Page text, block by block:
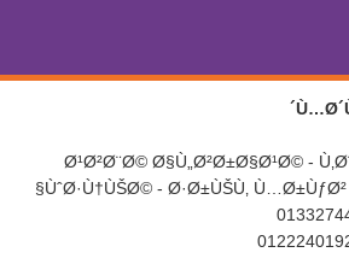
Ø¹Ø²Ø¨Ø© Ø§Ù„Ø²Ø±Ø§Ø¹Ø© -
ÙˆØ·Ù†ÙŠØ© - Ø·Ø±ÙŠÙ‚